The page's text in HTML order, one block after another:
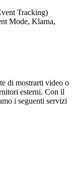
Tracking)
Mode, Klarna,
di mostrarti video o
esterni. Con il
i seguenti servizi